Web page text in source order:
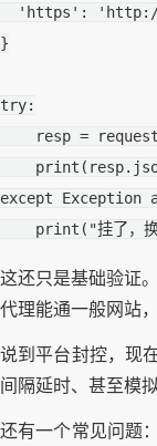
'https' :
}
try:
resp =
print ( resp.
except
Exception
print ( "挂了，
这还只是基础验证
代理能通一般网站
说到平台封控，现
间隔延时、甚至模
还有一个常见问题